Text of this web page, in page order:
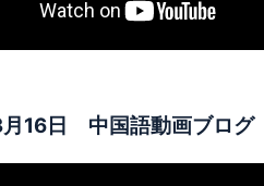
16日 中国語動画ブログ